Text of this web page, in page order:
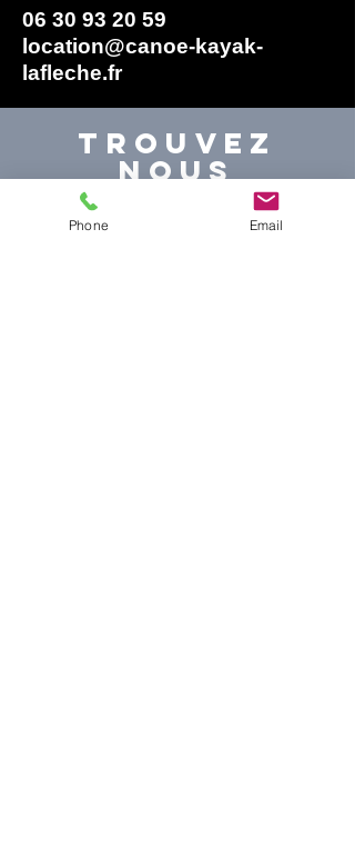
06 30 93 20 59
location@canoe-kayak-
lafleche.fr
Trouvez
nous
Phone Email